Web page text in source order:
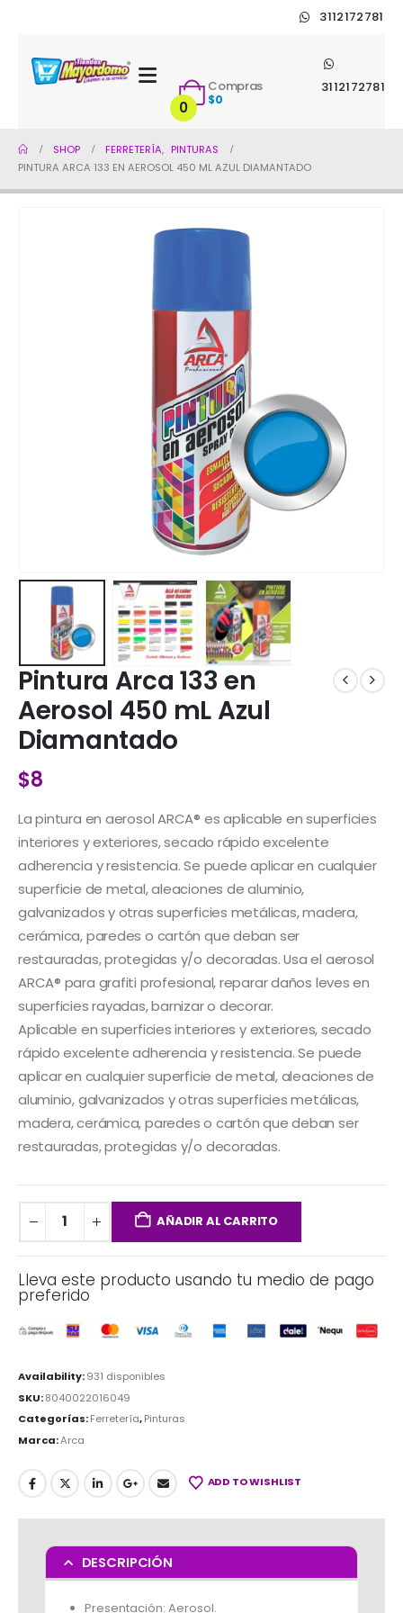
3112172781
3112172781
0
Compras
$0
SHOP FERRETERÍA, PINTURAS
PINTURA ARCA 133 EN AEROSOL 450 ML AZUL DIAMANTADO
Pintura Arca 133 en
Aerosol 450 mL Azul
Diamantado
$8
La pintura en aerosol ARCA® es aplicable en superficies
interiores y exteriores, secado rápido excelente
adherencia y resistencia. Se puede aplicar en cualquier
superficie de metal, aleaciones de aluminio,
galvanizados y otras superficies metálicas, madera,
cerámica, paredes o cartón que deban ser
restauradas, protegidas y/o decoradas. Usa el aerosol
ARCA® para grafiti profesional, reparar daños leves en
superficies rayadas, barnizar o decorar.
Aplicable en superficies interiores y exteriores, secado
rápido excelente adherencia y resistencia. Se puede
aplicar en cualquier superficie de metal, aleaciones de
aluminio, galvanizados y otras superficies metálicas,
madera, cerámica, paredes o cartón que deban ser
restauradas, protegidas y/o decoradas.
AÑADIR AL CARRITO
Lleva este producto usando tu medio de pago
preferido
Availability:931 disponibles
SKU:8040022016049
Categorías:Ferretería,Pinturas
Marca:Arca
ADD TO WISHLIST
DESCRIPCIÓN
Presentación: Aerosol.